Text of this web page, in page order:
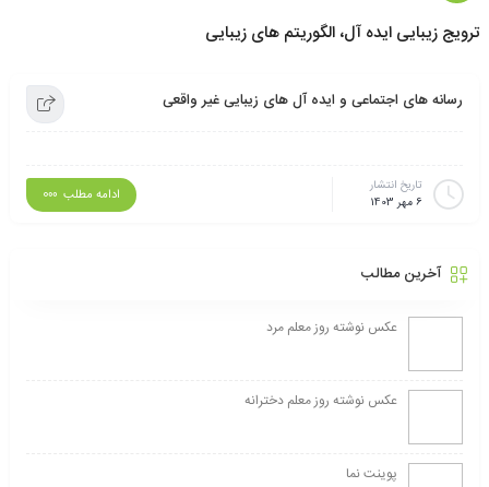
ترویج زیبایی ایده آل، الگوریتم های زیبایی
رسانه های اجتماعی و ایده آل های زیبایی غیر واقعی
تاریخ انتشار
6 مهر 1403
ادامه مطلب
آخرین مطالب
عکس نوشته روز معلم مرد
عکس نوشته روز معلم دخترانه
پوینت نما